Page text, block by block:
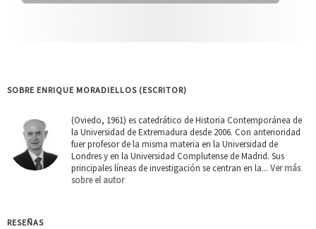
SOBRE ENRIQUE MORADIELLOS (ESCRITOR)
(Oviedo, 1961) es catedrático de Historia Contemporánea de
la Universidad de Extremadura desde 2006. Con anterioridad
fuer profesor de la misma materia en la Universidad de
Londres y en la Universidad Complutense de Madrid. Sus
principales líneas de investigación se centran en la... Ver más
sobre el autor
RESEÑAS